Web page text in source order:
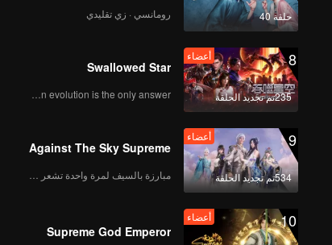
حلقة 40 رومانسي · زي تقليدي
8
235تم تجديد الحلقة
أعضاء
Swallowed Star
Human evolution is the only answer.
9
534تم تجديد الحلقة
أعضاء
Against The Sky Supreme
10 أعضاء
Supreme God Emperor